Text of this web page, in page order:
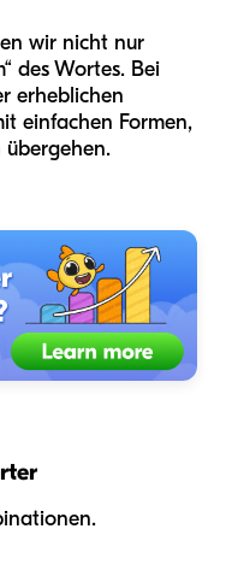
wir nicht nur
des Wortes. Bei
erheblichen
einfachen Formen,
übergehen.